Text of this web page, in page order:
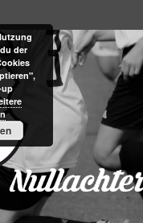
der
up